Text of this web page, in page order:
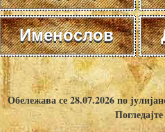
Именослов
Обележава се 28.07.2026 по